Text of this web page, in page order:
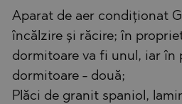
Aparat de aer condiționat
încălzire și răcire; în
dormitoare va fi unul, iar în
dormitoare - două;
Plăci de granit spaniol,